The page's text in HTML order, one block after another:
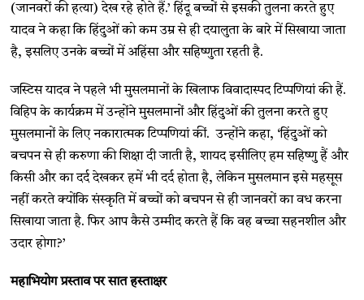
(जानवरों की हत्या) देख रहे होते हैं.’ हिंदू बच्चों से इसकी तुलना करते हुए
यादव ने कहा कि हिंदुओं को कम उम्र से ही दयालुता के बारे में सिखाया जाता
है, इसलिए उनके बच्चों में अहिंसा और सहिष्णुता रहती है.
जस्टिस यादव ने पहले भी मुसलमानों के खिलाफ विवादास्पद टिप्पणियां की हैं.
विहिप के कार्यक्रम में उन्होंने मुसलमानों और हिंदुओं की तुलना करते हुए
मुसलमानों के लिए नकारात्मक टिप्पणियां कीं. उन्होंने कहा, ‘हिंदुओं को
बचपन से ही करुणा की शिक्षा दी जाती है, शायद इसीलिए हम सहिष्णु हैं और
किसी और का दर्द देखकर हमें भी दर्द होता है, लेकिन मुसलमान इसे महसूस
नहीं करते क्योंकि संस्कृति में बच्चों को बचपन से ही जानवरों का वध करना
सिखाया जाता है. फिर आप कैसे उम्मीद करते हैं कि वह बच्चा सहनशील और
उदार होगा?’
महाभियोग प्रस्ताव पर सात हस्ताक्षर